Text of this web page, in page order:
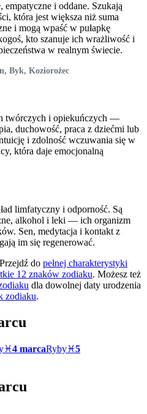
empatyczne i oddane. Szukają
która jest większa niż suma
i mogą wpaść w pułapkę
kto szanuje ich wrażliwość i
w realnym świecie.
Byk, Koziorożec
twórczych i opiekuńczych —
duchowość, praca z dziećmi lub
i zdolność wczuwania się w
która daje emocjonalną
limfatyczny i odporność. Są
alkohol i leki — ich organizm
Sen, medytacja i kontakt z
im się regenerować.
do pełnej charakterystyki
12 znaków zodiaku. Możesz też
dla dowolnej daty urodzenia
zodiaku.
♓4 marcaRyby♓5